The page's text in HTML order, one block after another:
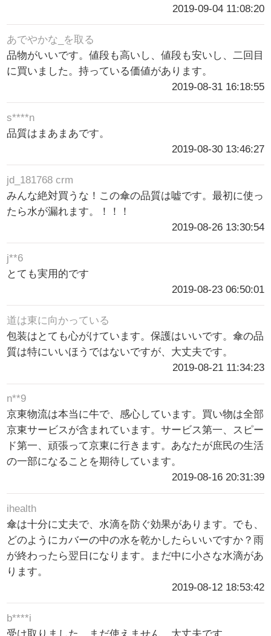
2019-09-04 11:08:20
あでやかな_を取る
品物がいいです。値段も高いし、値段も安いし、二回目
に買いました。持っている価値があります。
2019-08-31 16:18:55
s****n
品質はまあまあです。
2019-08-30 13:46:27
jd_181768 crm
みんな絶対買うな！この傘の品質は嘘です。最初に使っ
たら水が漏れます。！！！
2019-08-26 13:30:54
j**6
とても実用的です
2019-08-23 06:50:01
道は東に向かっている
包装はとても心がけています。保護はいいです。傘の品
質は特にいいほうではないですが、大丈夫です。
2019-08-21 11:34:23
n**9
京東物流は本当に牛で、感心しています。買い物は全部
京東サービスが含まれています。サービス第一、スピー
ド第一、頑張って京東に行きます。あなたが庶民の生活
の一部になることを期待しています。
2019-08-16 20:31:39
ihealth
傘は十分に丈夫で、水滴を防ぐ効果があります。でも、
どのようにカバーの中の水を乾かしたらいいですか？雨
が終わったら翌日になります。まだ中に小さな水滴があ
ります。
2019-08-12 18:53:42
b****i
受け取りました。まだ使えません。大丈夫です。